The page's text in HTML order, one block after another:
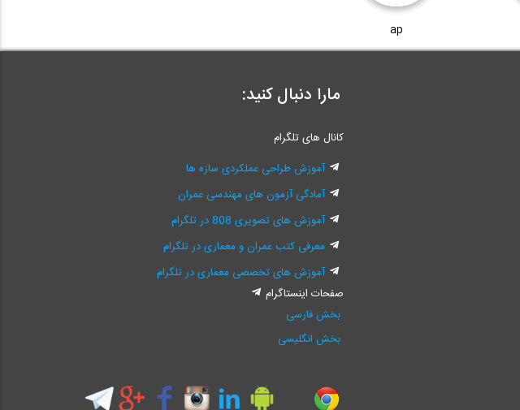
ap
مارا دنبال کنید:
کانال های تلگرام
آموزش طراحی عملکردی سازه ها
آمادگی آزمون های مهندسی عمران
آموزش های تصویری 808 در تلگرام
معرفی کتب عمران و معماری در تلگرام
آموزش های تخصصی معماری در تلگرام
صفحات اینستاگرام
بخش فارسی
بخش انگلیسی